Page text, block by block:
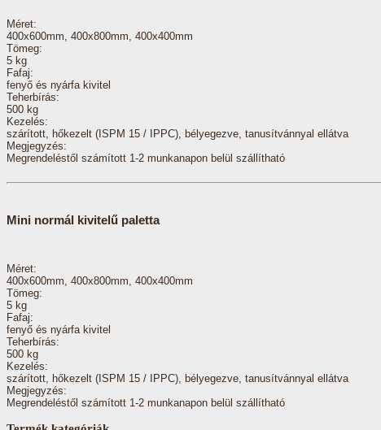
Méret:
400x600mm, 400x800mm, 400x400mm
Tömeg:
5 kg
Fafaj:
fenyő és nyárfa kivitel
Teherbírás:
500 kg
Kezelés:
szárított, hőkezelt (ISPM 15 / IPPC), bélyegezve, tanusítvánnyal ellátva
Megjegyzés:
Megrendeléstől számított 1-2 munkanapon belül szállítható
Mini normál kivitelű paletta
Méret:
400x600mm, 400x800mm, 400x400mm
Tömeg:
5 kg
Fafaj:
fenyő és nyárfa kivitel
Teherbírás:
500 kg
Kezelés:
szárított, hőkezelt (ISPM 15 / IPPC), bélyegezve, tanusítvánnyal ellátva
Megjegyzés:
Megrendeléstől számított 1-2 munkanapon belül szállítható